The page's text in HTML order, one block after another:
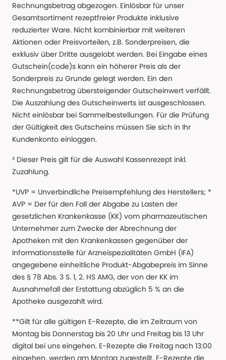
Rechnungsbetrag abgezogen. Einlösbar für unser
Gesamtsortiment rezeptfreier Produkte inklusive
reduzierter Ware. Nicht kombinierbar mit weiteren
Aktionen oder Preisvorteilen, z.B. Sonderpreisen, die
exklusiv über Dritte ausgelobt werden. Bei Eingabe eines
Gutschein(code)s kann ein höherer Preis als der
Sonderpreis zu Grunde gelegt werden. Ein den
Rechnungsbetrag übersteigender Gutscheinwert verfällt.
Die Auszahlung des Gutscheinwerts ist ausgeschlossen.
Nicht einlösbar bei Sammelbestellungen. Für die Prüfung
der Gültigkeit des Gutscheins müssen Sie sich in Ihr
Kundenkonto einloggen.
³ Dieser Preis gilt für die Auswahl Kassenrezept inkl.
Zuzahlung.
*UVP = Unverbindliche Preisempfehlung des Herstellers; *
AVP = Der für den Fall der Abgabe zu Lasten der
gesetzlichen Krankenkasse (KK) vom pharmazeutischen
Unternehmer zum Zwecke der Abrechnung der
Apotheken mit den Krankenkassen gegenüber der
Informationsstelle für Arzneispezialitäten GmbH (IFA)
angegebene einheitliche Produkt-Abgabepreis im Sinne
des § 78 Abs. 3 S. 1, 2. HS AMG, der von der KK im
Ausnahmefall der Erstattung abzüglich 5 % an die
Apotheke ausgezahlt wird.
**Gilt für alle gültigen E-Rezepte, die im Zeitraum von
Montag bis Donnerstag bis 20 Uhr und Freitag bis 13 Uhr
digital bei uns eingehen. E-Rezepte die Freitag nach 13:00